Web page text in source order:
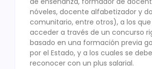
nóveles, docente alfabetizador y
comunitario, entre otros), a los
acceder a través de un concurso
basado en una formación previa
por el Estado, y a los cuales se
reconocer con un plus salarial.